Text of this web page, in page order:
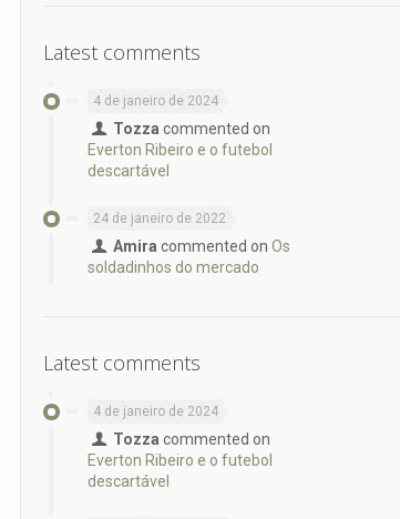
Latest comments
4 de janeiro de 2024
Tozza commented on
Everton Ribeiro e o futebol
descartável
24 de janeiro de 2022
Amira commented on Os
soldadinhos do mercado
Latest comments
4 de janeiro de 2024
Tozza commented on
Everton Ribeiro e o futebol
descartável